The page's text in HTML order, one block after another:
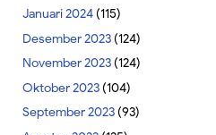
Januari 2024(115)
Desember 2023(124)
November 2023(124)
Oktober 2023(104)
September 2023(93)